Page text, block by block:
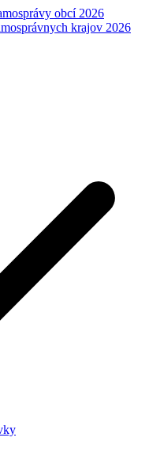
obcí 2026
krajov 2026